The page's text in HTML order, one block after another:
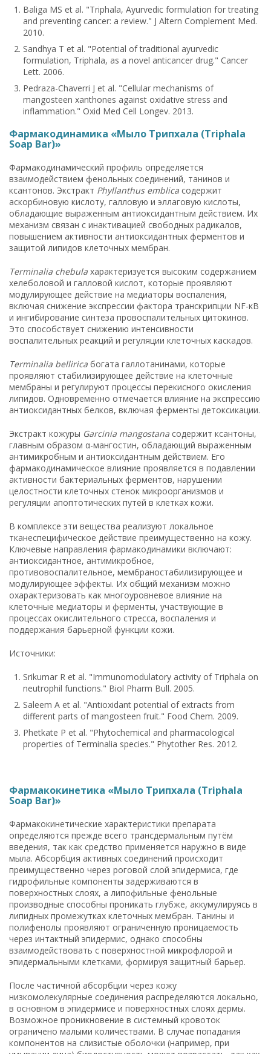
Baliga MS et al. "Triphala, Ayurvedic formulation for treating
and preventing cancer: a review." J Altern Complement Med.
2010.
Sandhya T et al. "Potential of traditional ayurvedic
formulation, Triphala, as a novel anticancer drug." Cancer
Lett. 2006.
Pedraza-Chaverri J et al. "Cellular mechanisms of
mangosteen xanthones against oxidative stress and
inflammation." Oxid Med Cell Longev. 2013.
Фармакодинамика «Мыло Трипхала (Triphala
Soap Bar)»
Фармакодинамический профиль определяется
взаимодействием фенольных соединений, танинов и
ксантонов. Экстракт Phyllanthus emblica содержит
аскорбиновую кислоту, галловую и эллаговую кислоты,
обладающие выраженным антиоксидантным действием. Их
механизм связан с инактивацией свободных радикалов,
повышением активности антиоксидантных ферментов и
защитой липидов клеточных мембран.
Terminalia chebula характеризуется высоким содержанием
хелеболовой и галловой кислот, которые проявляют
модулирующее действие на медиаторы воспаления,
включая снижение экспрессии фактора транскрипции NF-κB
и ингибирование синтеза провоспалительных цитокинов.
Это способствует снижению интенсивности
воспалительных реакций и регуляции клеточных каскадов.
Terminalia bellirica богата галлотанинами, которые
проявляют стабилизирующее действие на клеточные
мембраны и регулируют процессы перекисного окисления
липидов. Одновременно отмечается влияние на экспрессию
антиоксидантных белков, включая ферменты детоксикации.
Экстракт кожуры Garcinia mangostana содержит ксантоны,
главным образом α-мангостин, обладающий выраженным
антимикробным и антиоксидантным действием. Его
фармакодинамическое влияние проявляется в подавлении
активности бактериальных ферментов, нарушении
целостности клеточных стенок микроорганизмов и
регуляции апоптотических путей в клетках кожи.
В комплексе эти вещества реализуют локальное
тканеспецифическое действие преимущественно на кожу.
Ключевые направления фармакодинамики включают:
антиоксидантное, антимикробное,
противовоспалительное, мембраностабилизирующее и
модулирующее эффекты. Их общий механизм можно
охарактеризовать как многоуровневое влияние на
клеточные медиаторы и ферменты, участвующие в
процессах окислительного стресса, воспаления и
поддержания барьерной функции кожи.
Источники:
Srikumar R et al. "Immunomodulatory activity of Triphala on
neutrophil functions." Biol Pharm Bull. 2005.
Saleem A et al. "Antioxidant potential of extracts from
different parts of mangosteen fruit." Food Chem. 2009.
Phetkate P et al. "Phytochemical and pharmacological
properties of Terminalia species." Phytother Res. 2012.
Фармакокинетика «Мыло Трипхала (Triphala
Soap Bar)»
Фармакокинетические характеристики препарата
определяются прежде всего трансдермальным путём
введения, так как средство применяется наружно в виде
мыла. Абсорбция активных соединений происходит
преимущественно через роговой слой эпидермиса, где
гидрофильные компоненты задерживаются в
поверхностных слоях, а липофильные фенольные
производные способны проникать глубже, аккумулируясь в
липидных промежутках клеточных мембран. Танины и
полифенолы проявляют ограниченную проницаемость
через интактный эпидермис, однако способны
взаимодействовать с поверхностной микрофлорой и
эпидермальными клетками, формируя защитный барьер.
После частичной абсорбции через кожу
низкомолекулярные соединения распределяются локально,
в основном в эпидермисе и поверхностных слоях дермы.
Возможное проникновение в системный кровоток
ограничено малыми количествами. В случае попадания
компонентов на слизистые оболочки (например, при